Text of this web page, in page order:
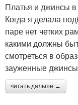
Платья и джинсы
Когда я делала
паре нет четких
какими должны
смотреться в
зауженные
читать дальше →